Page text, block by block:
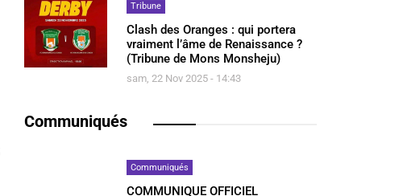
Tribune
Clash des Oranges : qui portera
vraiment l’âme de Renaissance ?
(Tribune de Mons Monsheju)
sam, 22 Nov 2025 - 14:43
Communiqués
Communiqués
COMMUNIQUE OFFICIEL